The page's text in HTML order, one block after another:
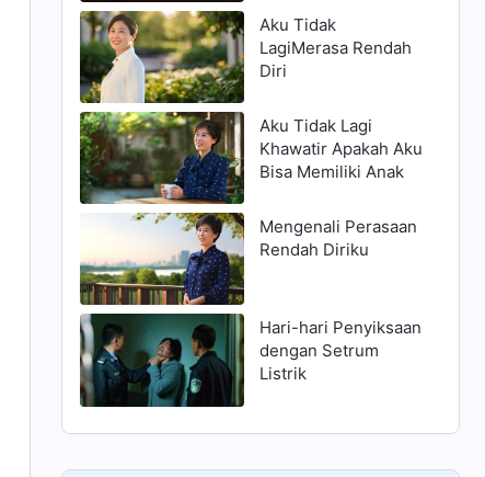
Peringatan Akhir
Zaman?
Aku Tidak
LagiMerasa Rendah
Diri
Aku Tidak Lagi
Khawatir Apakah Aku
Bisa Memiliki Anak
Mengenali Perasaan
Rendah Diriku
Hari-hari Penyiksaan
dengan Setrum
Listrik